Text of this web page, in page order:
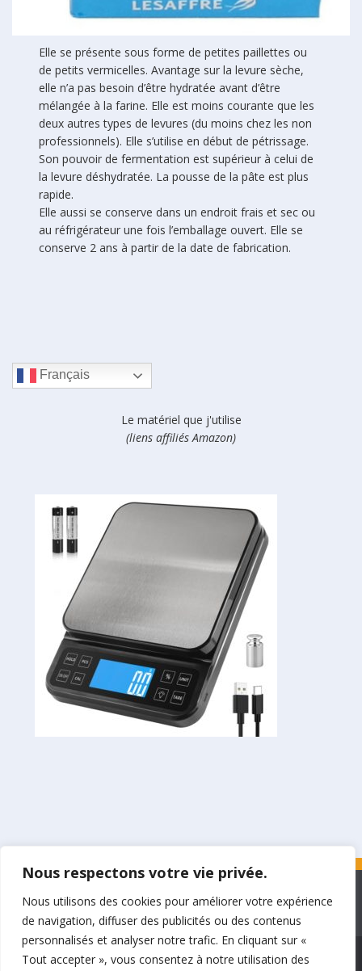
Nous respectons votre vie privée.
Nous utilisons des cookies pour améliorer votre expérience
de navigation, diffuser des publicités ou des contenus
personnalisés et analyser notre trafic. En cliquant sur «
Tout accepter », vous consentez à notre utilisation des
Elle se présente sous forme de petites paillettes ou
de petits vermicelles. Avantage sur la levure sèche,
elle n’a pas besoin d’être hydratée avant d’être
mélangée à la farine. Elle est moins courante que les
deux autres types de levures (du moins chez les non
professionnels). Elle s’utilise en début de pétrissage.
Son pouvoir de fermentation est supérieur à celui de
la levure déshydratée. La pousse de la pâte est plus
rapide.
Elle aussi se conserve dans un endroit frais et sec ou
au réfrigérateur une fois l’emballage ouvert. Elle se
conserve 2 ans à partir de la date de fabrication.
Français
Le matériel que j'utilise
(liens affiliés Amazon)
©BakerCalc.fr 2019-2026
Bakercalc.fr participe au programme d’affiliation d’Amazon Services